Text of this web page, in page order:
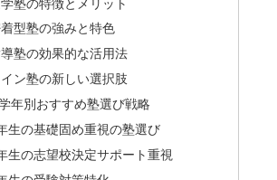
塾の特徴とメリット
型塾の強みと特色
塾の効果的な活用法
ン塾の新しい選択肢
年別おすすめ塾選び戦略
生の基礎固め重視の塾選び
生の志望校決定サポート重視